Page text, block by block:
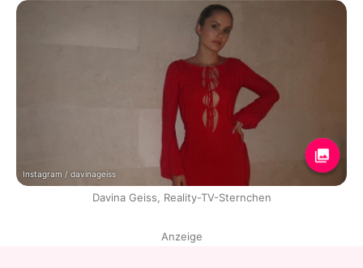
Instagram / davinageiss
Davina Geiss, Reality-TV-Sternchen
Anzeige